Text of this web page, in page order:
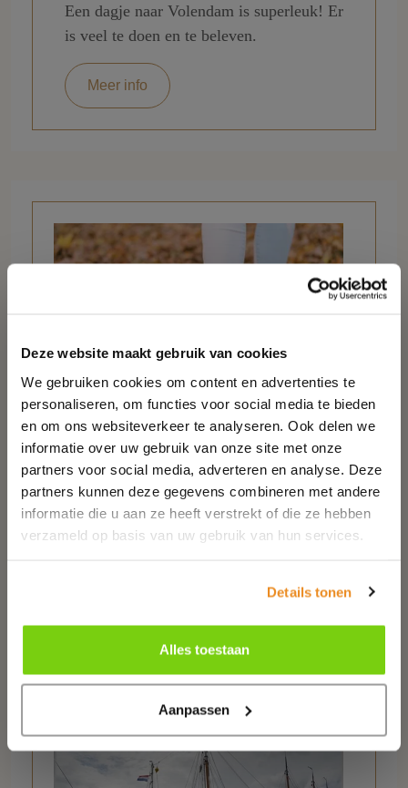
Deze website maakt gebruik van cookies
We gebruiken cookies om content en advertenties te
personaliseren, om functies voor social media te bieden
en om ons websiteverkeer te analyseren. Ook delen we
informatie over uw gebruik van onze site met onze
partners voor social media, adverteren en analyse. Deze
partners kunnen deze gegevens combineren met andere
informatie die u aan ze heeft verstrekt of die ze hebben
verzameld op basis van uw gebruik van hun services.
Details tonen
Alles toestaan
Aanpassen
Een dagje naar Volendam is superleuk! Er
is veel te doen en te beleven.
Meer info
Herfst in Volendam
Het wordt kouder, het is later licht,
vroeger donker, de blaadjes vallen van de
bomen: het is herfst!